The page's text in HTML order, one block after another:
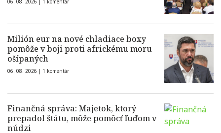
06. 08. 2026 | 1 komentár
Milión eur na nové chladiace boxy
pomôže v boji proti africkému moru
ošípaných
06. 08. 2026 | 1 komentár
Finančná správa: Majetok, ktorý
prepadol štátu, môže pomôcť ľuďom v
núdzi